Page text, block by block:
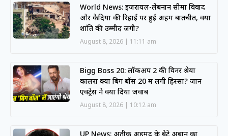
World News: इजरायल-लेबनान सीमा विवाद
और कैदियों की रिहाई पर हुई अहम बातचीत, क्या
शांति की उम्मीद जगी?
August 8, 2026 11:11 am
Bigg Boss 20: लॉकअप 2 की विनर श्रेया
कालरा क्या बिग बॉस 20 में लेंगी हिस्सा? जानें
एक्ट्रेस ने क्या दिया जवाब
August 8, 2026 10:12 am
UP News: अतीक अहमद के बेटे अबान का